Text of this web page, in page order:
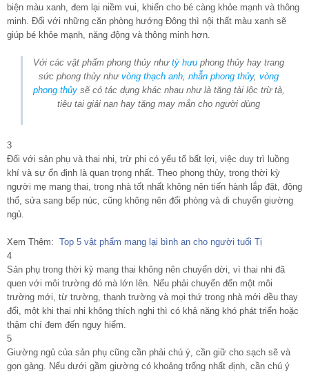
biện màu xanh, đem lại niềm vui, khiến cho bé càng khỏe mạnh và thông
minh. Đối với những căn phòng hướng Đông thì nội thất màu xanh sẽ
giúp bé khỏe mạnh, năng động và thông minh hơn.
Với các vật phẩm phong thủy như tỳ hưu phong thủy hay trang
sức phong thủy như vòng thạch anh, nhẫn phong thủy, vòng
phong thủysẽ có tác dụng khác nhau như là tăng tài lộc trừ tà,
tiêu tai giải nạn hay tăng may mắn cho người dùng
3
Đối với sản phụ và thai nhi, trừ phi có yếu tố bất lợi, việc duy trì luồng
khí và sự ổn định là quan trọng nhất. Theo phong thủy, trong thời kỳ
người mẹ mang thai, trong nhà tốt nhất không nên tiến hành lắp đặt, động
thổ, sửa sang bếp núc, cũng không nên đổi phòng và di chuyển giường
ngủ.
Xem Thêm: Top 5 vật phẩm mang lại bình an cho người tuổi Tị
4
Sản phụ trong thời kỳ mang thai không nên chuyển dời, vì thai nhi đã
quen với môi trường đó mà lớn lên. Nếu phải chuyển đến một môi
trường mới, từ trường, thanh trường và mọi thứ trong nhà mới đều thay
đổi, một khi thai nhi không thích nghi thì có khả năng khó phát triển hoặc
thậm chí đem đến nguy hiểm.
5
Giường ngủ của sản phụ cũng cần phải chú ý, cần giữ cho sạch sẽ và
gọn gàng. Nếu dưới gầm giường có khoảng trống nhất định, cần chú ý